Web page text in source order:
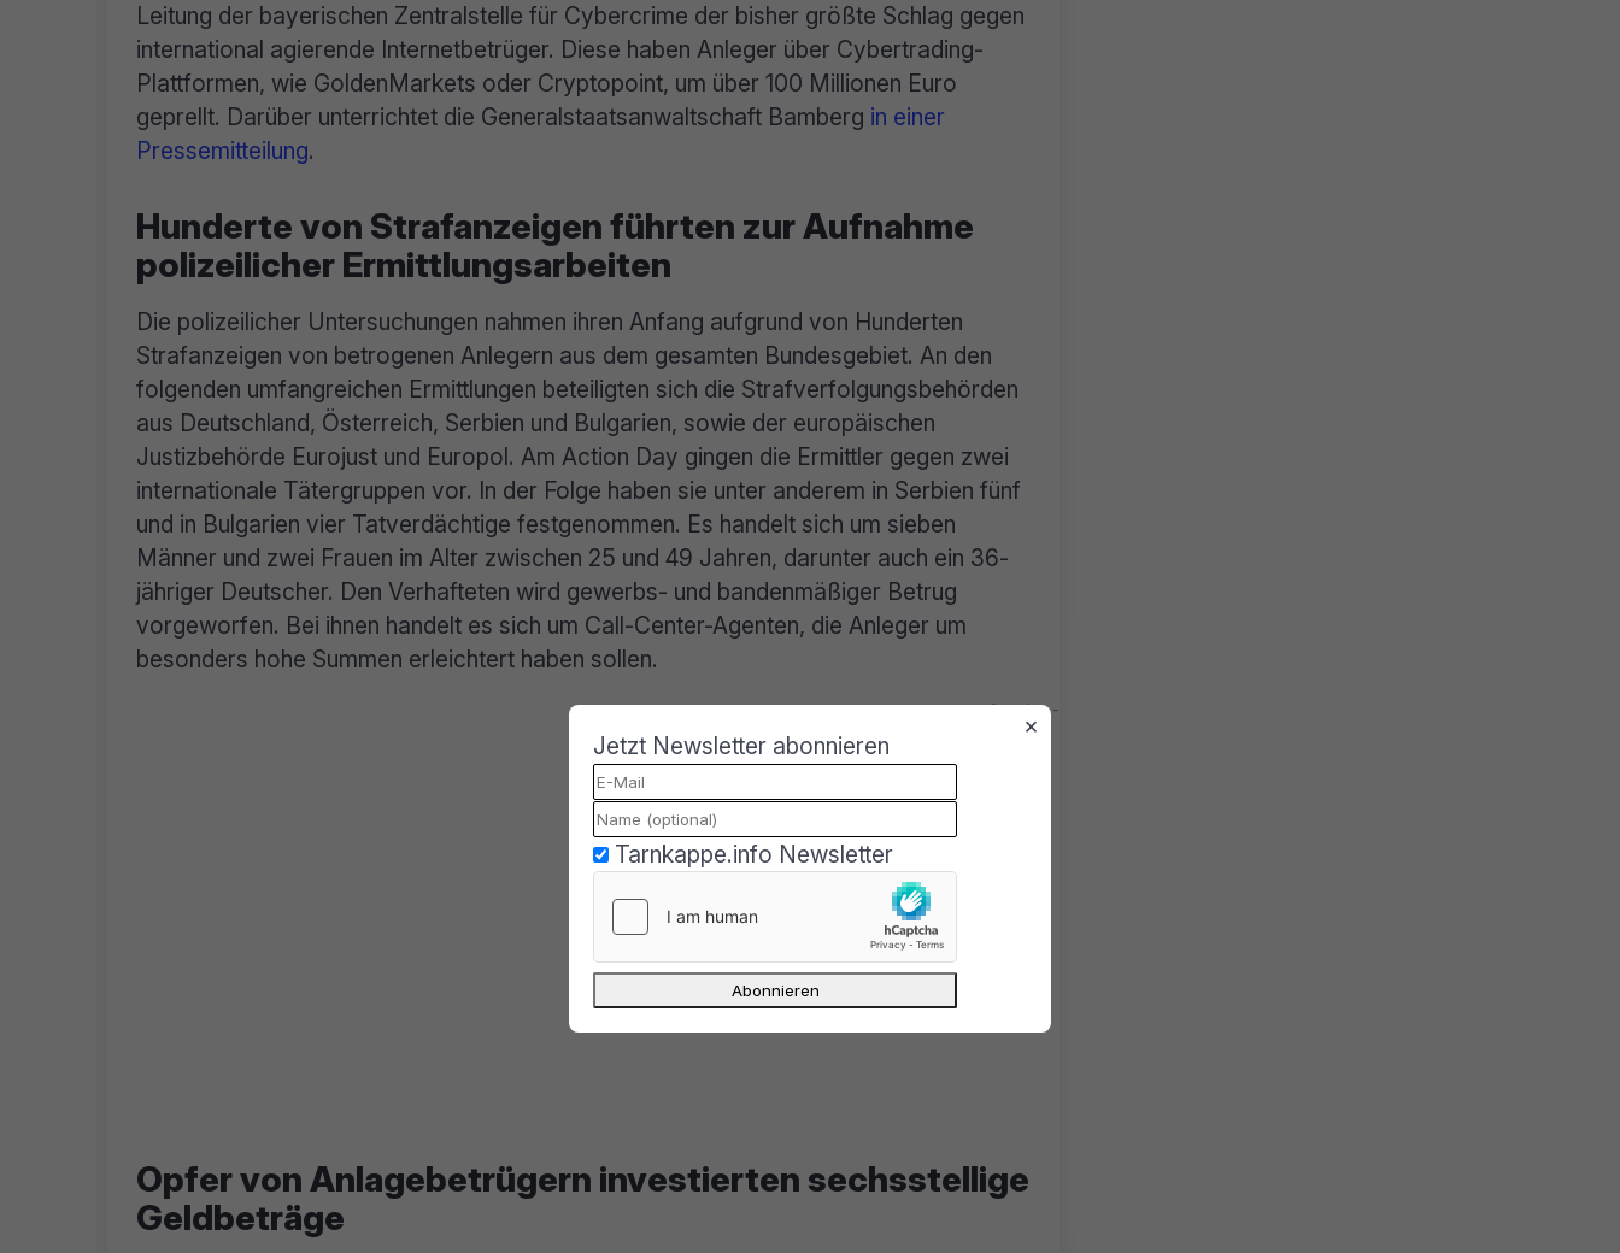
Leitung der bayerischen Zentralstelle für Cybercrime der bisher größte Schlag gegen
international agierende Internetbetrüger. Diese haben Anleger über Cybertrading-
Plattformen, wie GoldenMarkets oder Cryptopoint, um über 100 Millionen Euro
geprellt. Darüber unterrichtet die Generalstaatsanwaltschaft Bamberg in einer
Pressemitteilung.
Hunderte von Strafanzeigen führten zur Aufnahme
polizeilicher Ermittlungsarbeiten
Die polizeilicher Untersuchungen nahmen ihren Anfang aufgrund von Hunderten
Strafanzeigen von betrogenen Anlegern aus dem gesamten Bundesgebiet. An den
folgenden umfangreichen Ermittlungen beteiligten sich die Strafverfolgungsbehörden
aus Deutschland, Österreich, Serbien und Bulgarien, sowie der europäischen
Justizbehörde Eurojust und Europol. Am Action Day gingen die Ermittler gegen zwei
internationale Tätergruppen vor. In der Folge haben sie unter anderem in Serbien fünf
und in Bulgarien vier Tatverdächtige festgenommen. Es handelt sich um sieben
Männer und zwei Frauen im Alter zwischen 25 und 49 Jahren, darunter auch ein 36-
jähriger Deutscher. Den Verhafteten wird gewerbs- und bandenmäßiger Betrug
vorgeworfen. Bei ihnen handelt es sich um Call-Center-Agenten, die Anleger um
besonders hohe Summen erleichtert haben sollen.
Opfer von Anlagebetrügern investierten sechsstellige
Geldbeträge
×
Jetzt Newsletter abonnieren
Tarnkappe.info Newsletter